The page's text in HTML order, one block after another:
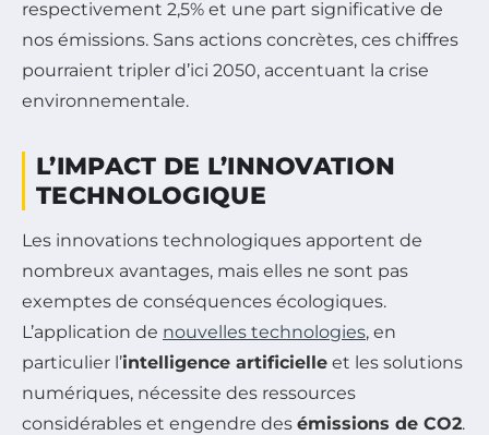
respectivement 2,5% et une part significative de
nos émissions. Sans actions concrètes, ces chiffres
pourraient tripler d’ici 2050, accentuant la crise
environnementale.
L’IMPACT DE L’INNOVATION
TECHNOLOGIQUE
Les innovations technologiques apportent de
nombreux avantages, mais elles ne sont pas
exemptes de conséquences écologiques.
L’application de nouvelles technologies, en
particulier l’intelligence artificielle et les solutions
numériques, nécessite des ressources
considérables et engendre des émissions de CO2.